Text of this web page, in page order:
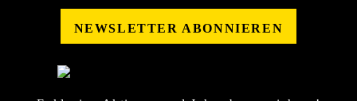
NEWSLETTER ABONNIEREN